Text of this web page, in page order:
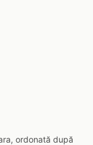
ordonată după